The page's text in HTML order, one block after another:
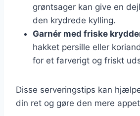
grøntsager kan give en
den krydrede kylling.
Garnér med friske
hakket persille eller
for et farverigt og friskt
Disse serveringstips kan
din ret og gøre den mere